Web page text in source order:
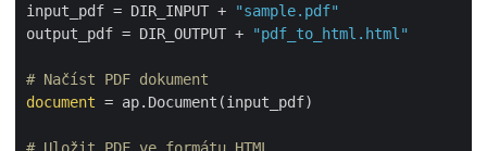
input_pdf = DIR_INPUT +
"sample.pdf"
output_pdf = DIR_OUTPUT +
"pdf_to_html.html"
# Načíst PDF dokument
document = ap.Document(input_pdf)
# Uložit PDF ve formátu HTML